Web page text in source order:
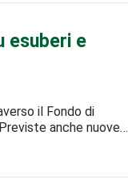
esuberi e
il Fondo di
anche nuove…